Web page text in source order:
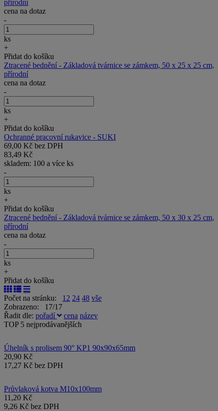
přírodní
cena na dotaz
-
ks
+
Přidat do košíku
Ztracené bednění - Základová tvárnice se zámkem, 50 x 25 x 25 cm,
přírodní
cena na dotaz
-
ks
+
Přidat do košíku
Ochranné pracovní rukavice - SUKI
69,00 Kč bez DPH
83,49 Kč
skladem: 100 a více ks
-
ks
+
Přidat do košíku
Ztracené bednění - Základová tvárnice se zámkem, 50 x 30 x 25 cm,
přírodní
cena na dotaz
-
ks
+
Přidat do košíku
Počet na stránku: 12 24 48 vše
Zobrazeno: 17/17
Řadit dle: pořadí cena název
TOP 5 nejprodávanějších
Úhelník s prolisem 90° KP1 90x90x65mm
20,90 Kč
17,27 Kč bez DPH
Průvlaková kotva M10x100mm
11,20 Kč
9,26 Kč bez DPH